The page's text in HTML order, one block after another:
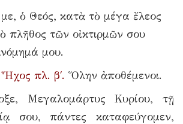
ὁ Θεός, κατὰ τὸ μέγα ἔλεος
πλῆθος τῶν οἰκτιρμῶν σου
μου.
πλ. β΄. Ὅλην ἀποθέμενοι.
Μεγαλομάρτυς Κυρίου, τῇ
σου, πάντες καταφεύγομεν,